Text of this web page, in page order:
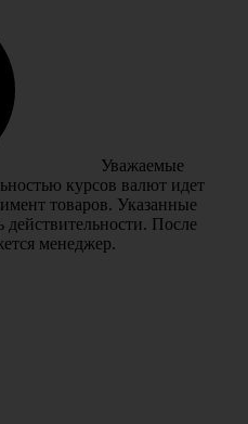
Уважаемые
курсов валют идет
товаров. Указанные
действительности. После
менеджер.